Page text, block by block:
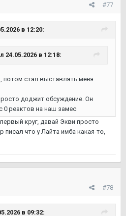
#77
в 12:20:
24.05.2026 в 12:18:
потом стал выставлять меня
доджит обсуждение. Он
0 реактов на наш замес
круг, давай Экви просто
писал что у Лайта имба какая-то,
#78
в 09:32: